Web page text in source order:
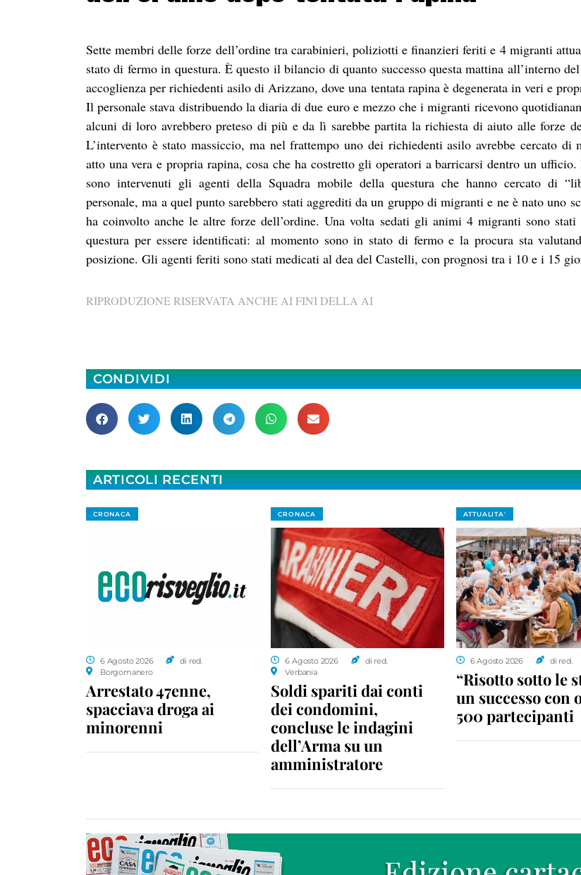
Sette membri delle forze dell’ordine tra carabinieri, poliziotti e finanzieri feriti e 4 migranti
stato di fermo in questura. È questo il bilancio di quanto successo questa mattina all’interno
accoglienza per richiedenti asilo di Arizzano, dove una tentata rapina è degenerata in veri e
Il personale stava distribuendo la diaria di due euro e mezzo che i migranti ricevono
alcuni di loro avrebbero preteso di più e da lì sarebbe partita la richiesta di aiuto alle forze
L’intervento è stato massiccio, ma nel frattempo uno dei richiedenti asilo avrebbe cercato di
atto una vera e propria rapina, cosa che ha costretto gli operatori a barricarsi dentro un
sono intervenuti gli agenti della Squadra mobile della questura che hanno cercato di
personale, ma a quel punto sarebbero stati aggrediti da un gruppo di migranti e ne è nato uno
ha coinvolto anche le altre forze dell’ordine. Una volta sedati gli animi 4 migranti sono
questura per essere identificati: al momento sono in stato di fermo e la procura sta
posizione. Gli agenti feriti sono stati medicati al dea del Castelli, con prognosi tra i 10 e i 15
RIPRODUZIONE RISERVATA ANCHE AI FINI DELLA AI
CONDIVIDI
ARTICOLI RECENTI
CRONACA
6 Agosto 2026
di red.
Borgomanero
Arrestato 47enne,
spacciava droga ai
minorenni
CRONACA
6 Agosto 2026
di red.
Verbania
Soldi spariti dai conti
dei condomini,
concluse le indagini
dell’Arma su un
amministratore
ATTUALITA'
6 Agosto 2026 di red.
“Risotto sotto le
un successo con
500 partecipanti